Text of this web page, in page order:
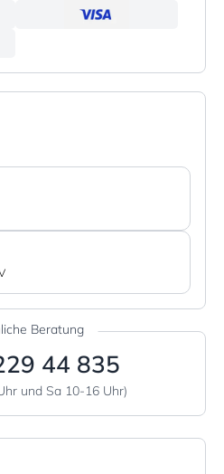
Beratung
44 835
und Sa 10-16 Uhr)